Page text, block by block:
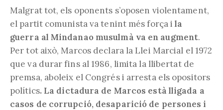
Malgrat tot, els oponents s’oposen violentament,
el partit comunista va tenint més força ila
guerra al Mindanao musulmà va en augment.
Per tot això, Marcos declara la Llei Marcial el 1972
que va durar fins al 1986, limita la llibertat de
premsa, aboleix el Congrés i arresta els opositors
polítics. La dictadura de Marcos està lligada a
casos de corrupció, desaparició de persones i